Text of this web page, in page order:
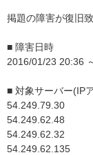
掲題の障害が復旧致
■ 障害日時
2016/01/23 20:36
■ 対象サーバー(IP
54.249.79.30
54.249.62.48
54.249.62.32
54.249.62.135